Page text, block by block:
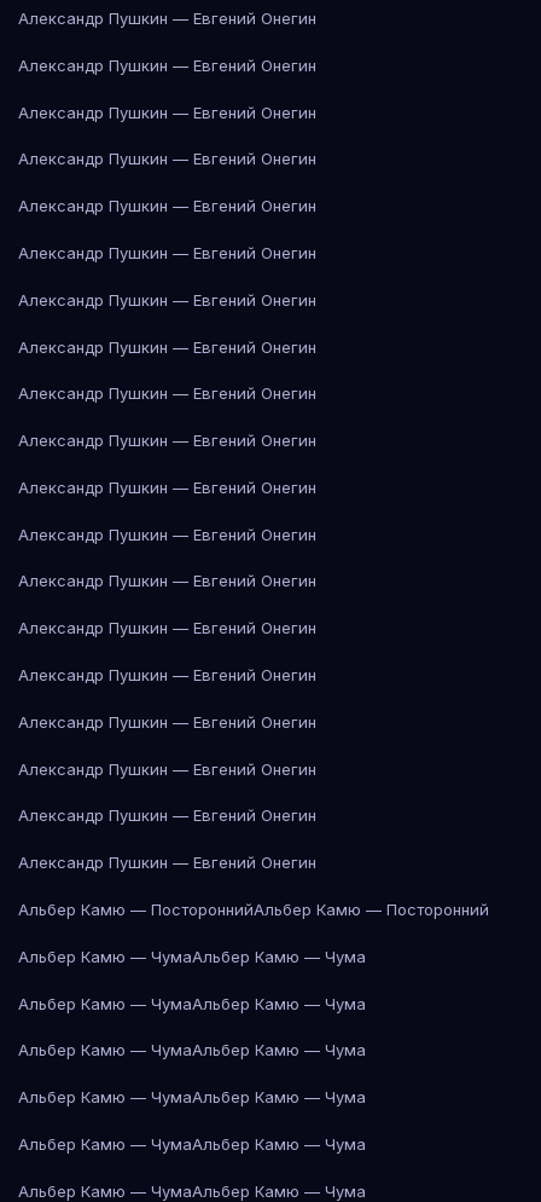
Александр Пушкин — Евгений Онегин
Александр Пушкин — Евгений Онегин
Александр Пушкин — Евгений Онегин
Александр Пушкин — Евгений Онегин
Александр Пушкин — Евгений Онегин
Александр Пушкин — Евгений Онегин
Александр Пушкин — Евгений Онегин
Александр Пушкин — Евгений Онегин
Александр Пушкин — Евгений Онегин
Александр Пушкин — Евгений Онегин
Александр Пушкин — Евгений Онегин
Александр Пушкин — Евгений Онегин
Александр Пушкин — Евгений Онегин
Александр Пушкин — Евгений Онегин
Александр Пушкин — Евгений Онегин
Александр Пушкин — Евгений Онегин
Александр Пушкин — Евгений Онегин
Александр Пушкин — Евгений Онегин
Александр Пушкин — Евгений Онегин
Альбер Камю — ПостороннийАльбер Камю — Посторонний
Альбер Камю — ЧумаАльбер Камю — Чума
Альбер Камю — ЧумаАльбер Камю — Чума
Альбер Камю — ЧумаАльбер Камю — Чума
Альбер Камю — ЧумаАльбер Камю — Чума
Альбер Камю — ЧумаАльбер Камю — Чума
Альбер Камю — ЧумаАльбер Камю — Чума